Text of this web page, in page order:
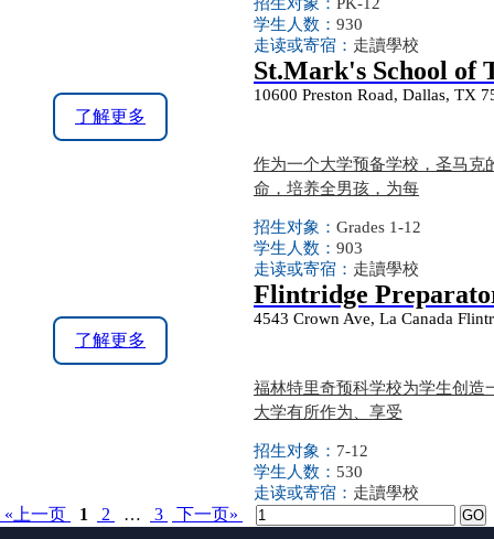
学生人数： 930
走读或寄宿： 走讀學校
了解更多
St.Mark's School of
10600 Preston Road, Dallas, TX
作为一个大学预备学校，圣马克
命，培养全男孩，为每
招生对象： Grades 1-12
学生人数： 903
走读或寄宿： 走讀學校
了解更多
Flintridge
4543 Crown Ave, La Canada
福林特里奇预科学校为学生创造
大学有所作为、享受
招生对象： 7-12
学生人数： 530
走读或寄宿： 走讀學校
«上一页 1 2 … 3 下一页»